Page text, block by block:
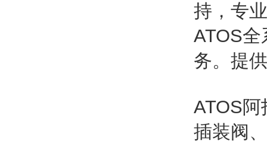
持，专
ATOS
务。提
ATOS
插装阀